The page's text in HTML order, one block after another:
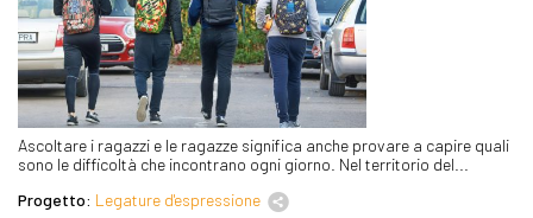
Ascoltare i ragazzi e le ragazze significa anche provare a capire quali
sono le difficoltà che incontrano ogni giorno. Nel territorio del...
Progetto: Legature d'espressione